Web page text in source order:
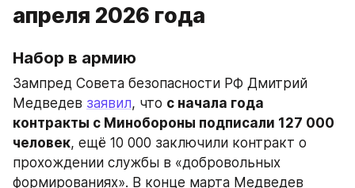
апреля 2026 года
Набор в армию
Зампред Совета безопасности РФ Дмитрий
Медведев заявил, что с начала года
контракты с Минобороны подписали 127 000
человек, ещё 10 000 заключили контракт о
прохождении службы в «добровольных